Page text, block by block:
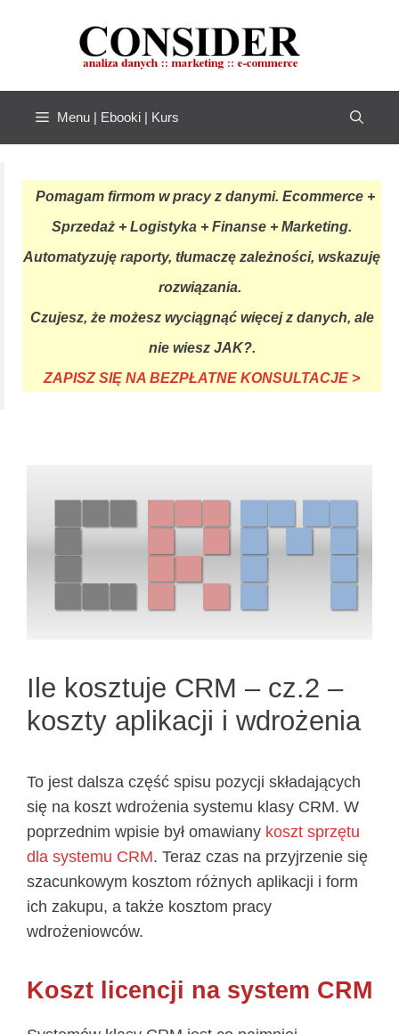
Menu | Ebooki | Kurs
Pomagam firmom w pracy z danymi. Ecommerce +
Sprzedaż + Logistyka + Finanse + Marketing.
Automatyzuję raporty, tłumaczę zależności, wskazuję
rozwiązania.
Czujesz, że możesz wyciągnąć więcej z danych, ale
nie wiesz JAK?.
ZAPISZ SIĘ NA BEZPŁATNE KONSULTACJE >
Ile kosztuje CRM – cz.2 –
koszty aplikacji i wdrożenia
To jest dalsza część spisu pozycji składających
się na koszt wdrożenia systemu klasy CRM. W
poprzednim wpisie był omawiany koszt sprzętu
dla systemu CRM. Teraz czas na przyjrzenie się
szacunkowym kosztom różnych aplikacji i form
ich zakupu, a także kosztom pracy
wdrożeniowców.
Koszt licencji na system CRM